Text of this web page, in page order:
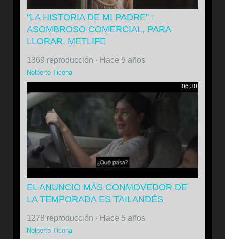
"LA HISTORIA DE MI PADRE" -
ASOMBROSO COMERCIAL, PARA
LLORAR. METLIFE
1369 reproducción · Hace 5 años
Nolberto Ticona
06:30
EL ANUNCIO MÁS CONMOVEDOR DE
LA TEMPORADA ES TAILANDÉS
1278 reproducción · Hace 5 años
Nolberto Ticona